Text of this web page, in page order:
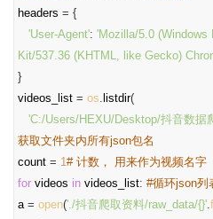
headers = {
'User-Agent': 'Mozilla/5.0 (Windows
Kit/537.36 (KHTML, like Gecko)
}
videos_list = os. listdir(
'C:/Users/HEXU/Desktop/抖音数据
获取文件夹内所有json包名
count = 1# 计数， 用来作为视频名字
for videos in videos_list: #循环json列
a= open('./抖音爬取资料/raw_data/{}'.